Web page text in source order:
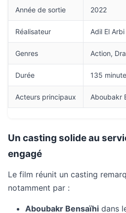
Année de sortie 2022
Réalisateur Adil El Arbi
Genres Action,
Durée 135
Acteurs principaux Aboubakr
Un casting solide au
engagé
Le film réunit un casting
notamment par :
Aboubakr Bensaïhi dans